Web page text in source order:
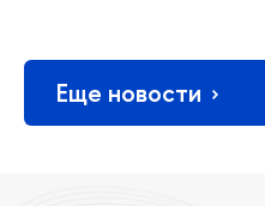
Еще новости